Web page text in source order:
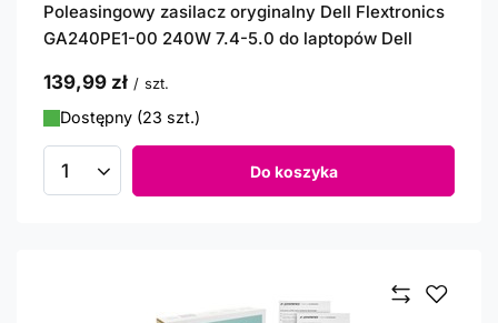
Poleasingowy zasilacz oryginalny Dell Flextronics
GA240PE1-00 240W 7.4-5.0 do laptopów Dell
139,99 zł / szt.
Dostępny (23 szt.)
Ilość produktów Do koszyka